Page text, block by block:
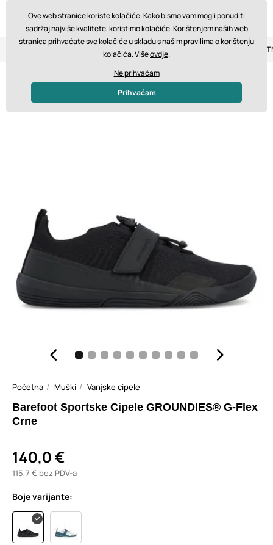
Povrat u roku od 14 dana Brza dostava od 200 €
Početna Muški Vanjske cipele
Barefoot Sportske Cipele GROUNDIES® G-Flex
Crne
140,0 €
115,7 € bez PDV-a
Boje varijante:
Ove web stranice koriste kolačiće. Kako bismo vam mogli ponuditi
sadržaj najviše kvalitete, koristimo kolačiće. Korištenjem naših web
stranica prihvaćate sve kolačiće u skladu s našim pravilima o korištenju
kolačića. Višeovdje.
Ne prihvaćam
Prihvaćam